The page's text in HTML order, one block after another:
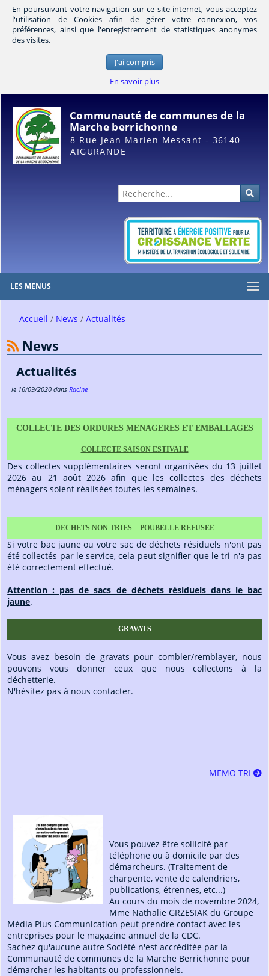
En poursuivant votre navigation sur ce site internet, vous acceptez
l'utilisation de Cookies afin de gérer votre connexion, vos
préférences, ainsi que l'enregistrement de statistiques anonymes
des visites.
J'ai compris
En savoir plus
Communauté de communes de la
Marche berrichonne
8 Rue Jean Marien Messant - 36140
AIGURANDE
LES MENUS
Accueil News Actualités
News
Actualités
le 16/09/2020 dansRacine
COLLECTE DES ORDURES MENAGERES ET EMBALLAGES
COLLECTE SAISON ESTIVALE
Des collectes supplémentaires seront organisées du 13 juillet
2026 au 21 août 2026 afin que les collectes des déchets
ménagers soient réalisées toutes les semaines.
DECHETS NON TRIES = POUBELLE REFUSEE
Si votre bac jaune ou votre sac de déchets résiduels n'ont pas
été collectés par le service, cela peut signifier que le tri n'a pas
été correctement effectué.
Attention : pas de sacs de déchets résiduels dans le bac
jaune.
GRAVATS
Vous avez besoin de gravats pour combler/remblayer, nous
pouvons vous donner ceux que nous collectons à la
déchetterie.
N'hésitez pas à nous contacter.
MEMO TRI
Vous pouvez être sollicité par
téléphone ou à domicile par des
démarcheurs. (Traitement de
charpente, vente de calendriers,
publications, étrennes, etc...)
Au cours du mois de novembre 2024,
Mme Nathalie GRZESIAK du Groupe
Média Plus Communication peut prendre contact avec les
entreprises pour le magazine annuel de la CDC.
Sachez qu'aucune autre Société n'est accréditée par la
Communauté de communes de la Marche Berrichonne pour
démarcher les habitants ou professionnels.